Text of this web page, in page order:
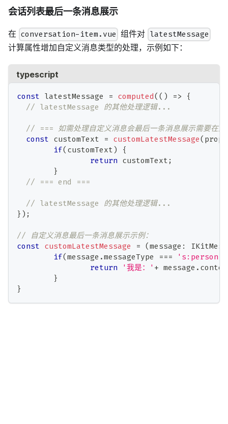
会话列表最后一条消息展示
在 conversation-item.vue 组件对 latestMessage
计算属性增加自定义消息类型的处理，示例如下：
typescript
const latestMessage = computed( ( ) => {
// latestMessage 的其他处理逻辑...
// === 如需处理自定义消息会最后一条消息展示需要在
const customText = customLatestMessage( props
if( customText)
{
return customText ;
}
// === end ===
// latestMessage 的其他处理逻辑...
} ) ;
// 自定义消息最后一条消息展示示例：
const customLatestMessage = (message :
if(message .messageType === 's:person'
return
'我是：' + message .
}
}